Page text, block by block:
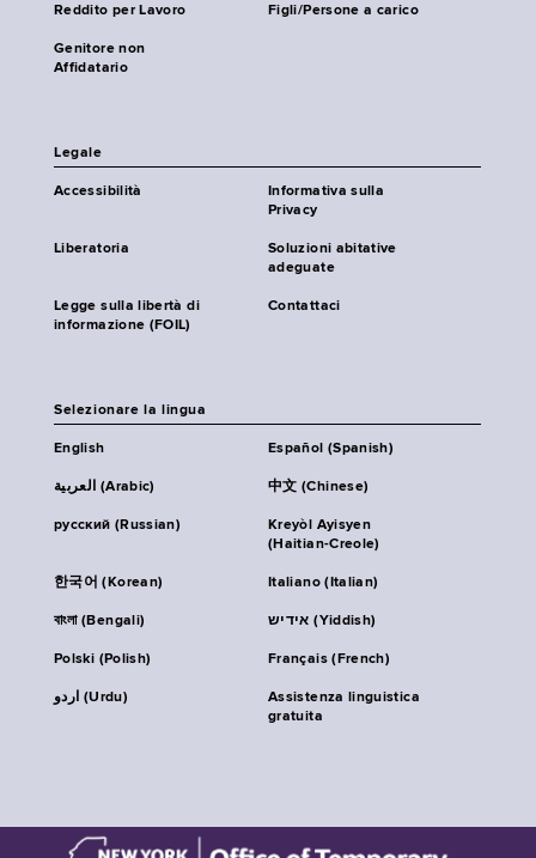
Reddito per Lavoro Figli/Persone a carico
Genitore non
Affidatario
Legale
Accessibilità
Informativa sulla
Privacy
Liberatoria
Soluzioni abitative
adeguate
Legge sulla libertà di
informazione (FOIL)
Contattaci
Selezionare la lingua
English Español (Spanish)
العربية (Arabic) 中文 (Chinese)
русский (Russian)
Kreyòl Ayisyen
(Haitian-Creole)
한국어 (Korean) Italiano (Italian)
বাংলা (Bengali) אידיש (Yiddish)
Polski (Polish) Français (French)
اردو (Urdu)
Assistenza linguistica
gratuita